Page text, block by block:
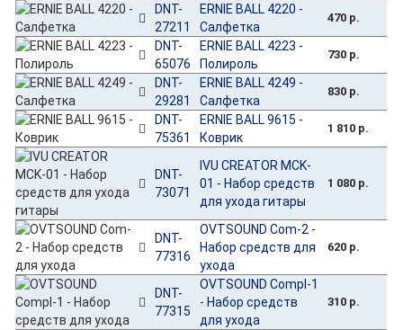
DNT-
27211
ERNIE BALL 4220 -
Салфетка
470 р.
DNT-
65076
ERNIE BALL 4223 -
Полироль
730 р.
DNT-
29281
ERNIE BALL 4249 -
Салфетка
830 р.
DNT-
75361
ERNIE BALL 9615 -
Коврик
1 810 р.
DNT-
73071
IVU CREATOR MCK-
01 - Набор средств
для ухода гитары
1 080 р.
DNT-
77316
OVTSOUND Com-2 -
Набор средств для
ухода
620 р.
DNT-
77315
OVTSOUND Compl-1
- Набор средств
для ухода
310 р.